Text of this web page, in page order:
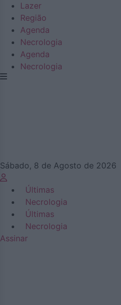
Lazer
Região
Agenda
Necrologia
Agenda
Necrologia
Sábado, 8 de Agosto de 2026
Últimas
Necrologia
Últimas
Necrologia
Assinar